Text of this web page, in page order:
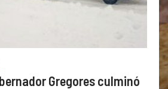
Gregores culminó